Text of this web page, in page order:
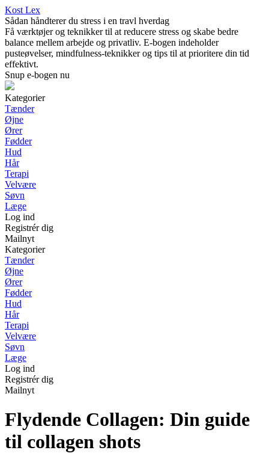
Kost Lex
Sådan håndterer du stress i en travl hverdag
Få værktøjer og teknikker til at reducere stress og skabe bedre
balance mellem arbejde og privatliv. E-bogen indeholder
pusteøvelser, mindfulness-teknikker og tips til at prioritere din tid
effektivt.
Snup e-bogen nu
Kategorier
Tænder
Øjne
Ører
Fødder
Hud
Hår
Terapi
Velvære
Søvn
Læge
Log ind
Registrér dig
Mailnyt
Kategorier
Tænder
Øjne
Ører
Fødder
Hud
Hår
Terapi
Velvære
Søvn
Læge
Log ind
Registrér dig
Mailnyt
Flydende Collagen: Din guide
til collagen shots